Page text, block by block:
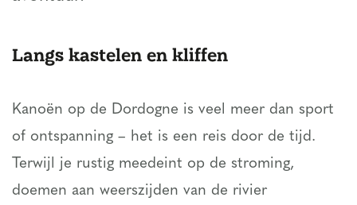
Langs kastelen en kliffen
Kanoën op de Dordogne is veel meer dan sport
of ontspanning – het is een reis door de tijd.
Terwijl je rustig meedeint op de stroming,
doemen aan weerszijden van de rivier